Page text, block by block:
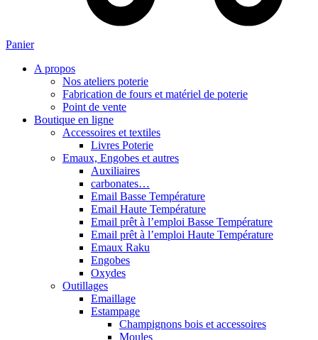
Panier
A propos
Nos ateliers poterie
Fabrication de fours et matériel de poterie
Point de vente
Boutique en ligne
Accessoires et textiles
Livres Poterie
Emaux, Engobes et autres
Auxiliaires
carbonates…
Email Basse Température
Email Haute Température
Email prêt à l’emploi Basse Température
Email prêt à l’emploi Haute Température
Emaux Raku
Engobes
Oxydes
Outillages
Emaillage
Estampage
Champignons bois et accessoires
Moules